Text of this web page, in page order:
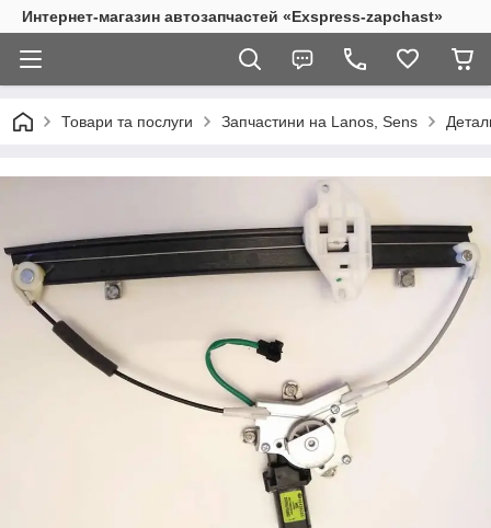
Интернет-магазин автозапчастей «Exspress-zapchast»
Товари та послуги Запчастини на Lanos, Sens